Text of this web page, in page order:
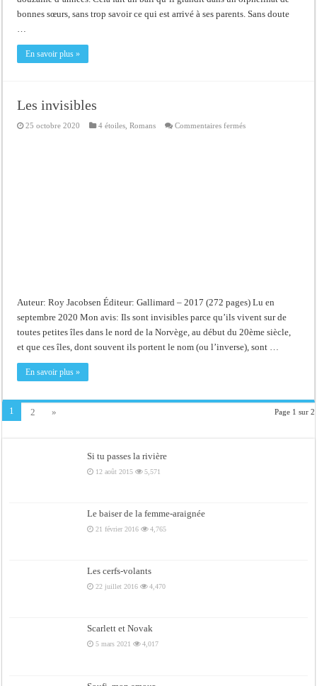
bonnes sœurs, sans trop savoir ce qui est arrivé à ses parents. Sans doute
…
En savoir plus »
Les invisibles
25 octobre 2020 4 étoiles ,Romans Commentaires ferméssur
Auteur: Roy Jacobsen Éditeur: Gallimard – 2017 (272 pages) Lu en
septembre 2020 Mon avis: Ils sont invisibles parce qu’ils vivent sur de
toutes petites îles dans le nord de la Norvège, au début du 20ème siècle,
et que ces îles, dont souvent ils portent le nom (ou l’inverse), sont …
En savoir plus »
Page 1 sur 2
1 2 »
Si tu passes la rivière
12 août 2015 5,571
Le baiser de la femme-araignée
21 février 2016 4,765
Les cerfs-volants
22 juillet 2016 4,470
Scarlett et Novak
5 mars 2021 4,017